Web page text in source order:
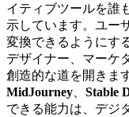
イティブツールを誰
示しています。ユー
変換できるようにす
デザイナー、マーケ
創造的な道を開きま
MidJourney
Stable
できる能力は、デジ